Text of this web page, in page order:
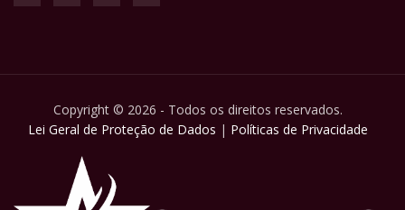
Copyright © 2026 - Todos os direitos reservados.
Lei Geral de Proteção de Dados | Políticas de Privacidade